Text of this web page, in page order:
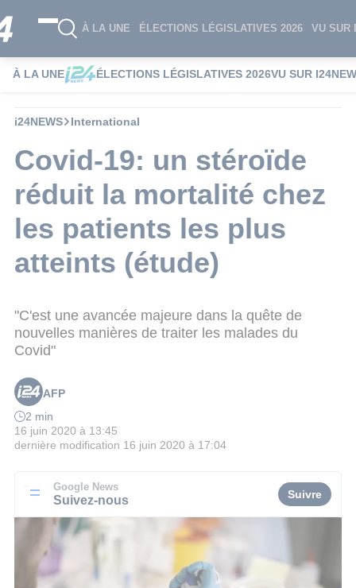
À LA UNE ÉLECTIONS LÉGISLATIVES 2026 VU SUR
À LA UNE ÉLECTIONS LÉGISLATIVES 2026VU SUR
i24NEWS International
Covid-19: un stéroïde
réduit la mortalité chez
les patients les plus
atteints (étude)
"C'est une avancée majeure dans la quête de
nouvelles manières de traiter les malades du
Covid"
AFP
2 min
16 juin 2020 à 13:45
dernière modification 16 juin 2020 à 17:04
Google News
Suivez-nous Suivre